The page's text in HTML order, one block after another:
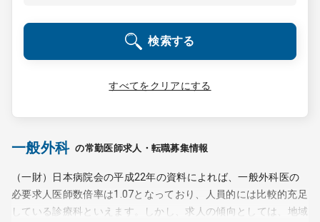
成功事例
転職ノウハウ
受付時間 9:00 ～ 18:00（平日）
0120-337-613
クリニック開業
検索する
すべてをクリアにする
一般外科 の常勤医師求人・転職募集情報
（一財）日本病院会の平成22年の資料によれば、一般外科医の
必要求人医師数倍率は1.07となっており、人員的には比較的充足
している診療科といえます。しかし、求人の傾向としては、地域